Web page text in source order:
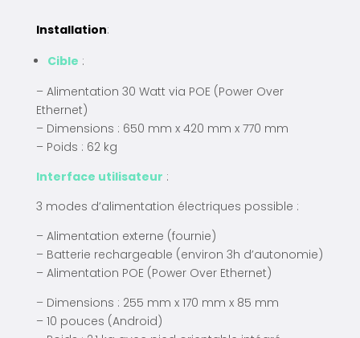
Installation:
Cible :
– Alimentation 30 Watt via POE (Power Over
Ethernet)
– Dimensions : 650 mm x 420 mm x 770 mm
– Poids : 62 kg
Interface utilisateur :
3 modes d’alimentation électriques possible :
– Alimentation externe (fournie)
– Batterie rechargeable (environ 3h d’autonomie)
– Alimentation POE (Power Over Ethernet)
– Dimensions : 255 mm x 170 mm x 85 mm
– 10 pouces (Android)